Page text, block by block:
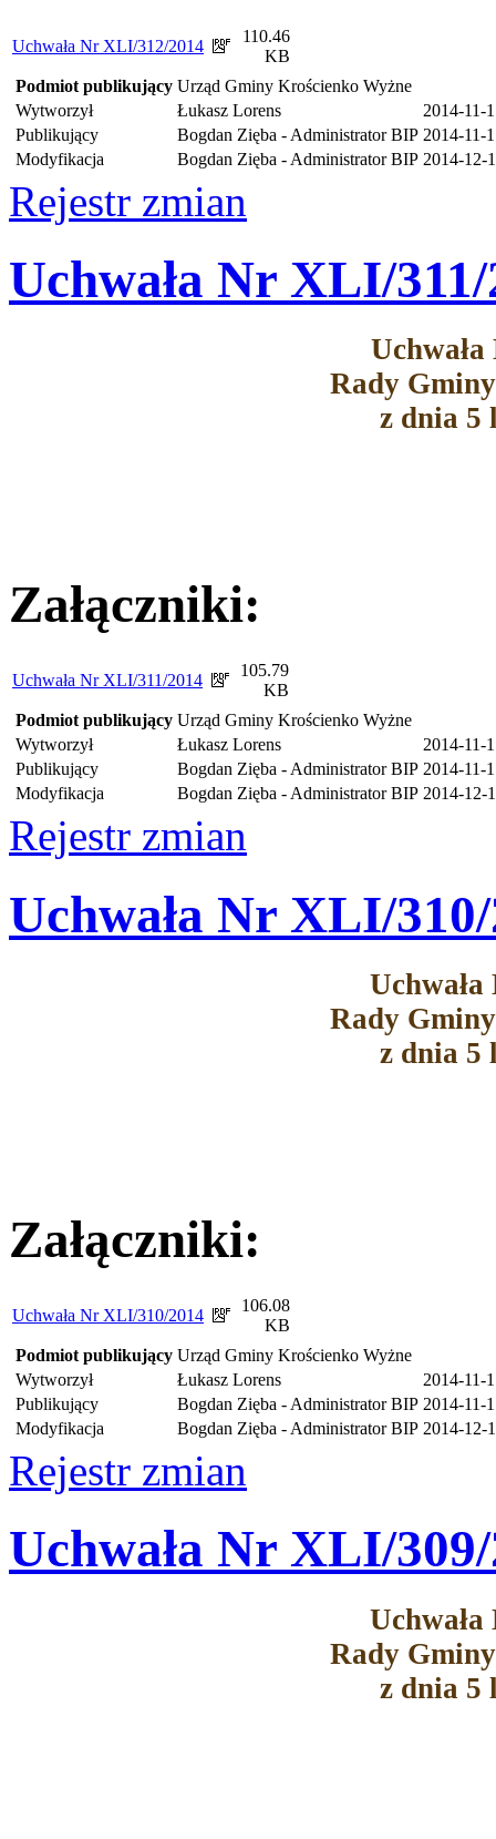
Uchwała Nr XLI/312/2014
110.46
KB
Podmiot publikujący Urząd Gminy Krościenko Wyżne
Wytworzył
Łukasz Lorens
2014-11-
Publikujący
Bogdan Zięba - Administrator BIP 2014-11-
Modyfikacja
Bogdan Zięba - Administrator BIP 2014-12-
Rejestr zmian
Uchwała Nr XLI/311/
Rady
z dnia 5
Załączniki:
Uchwała Nr XLI/311/2014
105.79
KB
Podmiot publikujący Urząd Gminy Krościenko Wyżne
Wytworzył
Łukasz Lorens
2014-11-
Publikujący
Bogdan Zięba - Administrator BIP 2014-11-
Modyfikacja
Bogdan Zięba - Administrator BIP 2014-12-
Rejestr zmian
Uchwała Nr XLI/
Rady
z dnia 5
Załączniki:
Uchwała Nr XLI/310/2014
106.08
KB
Podmiot publikujący Urząd Gminy Krościenko Wyżne
Wytworzył
Łukasz Lorens
2014-11-
Publikujący
Bogdan Zięba - Administrator BIP 2014-11-
Modyfikacja
Bogdan Zięba - Administrator BIP 2014-12-
Rejestr zmian
Uchwała Nr XLI/
Rady
z dnia 5